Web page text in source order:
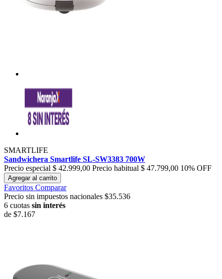
SMARTLIFE
Sandwichera Smartlife SL-SW3383 700W
Precio especial $ 42.999,00 Precio habitual $ 47.799,00 10% OFF
Agregar al carrito
Favoritos Comparar
Precio sin impuestos nacionales $35.536
6 cuotas sin interés
de $7.167